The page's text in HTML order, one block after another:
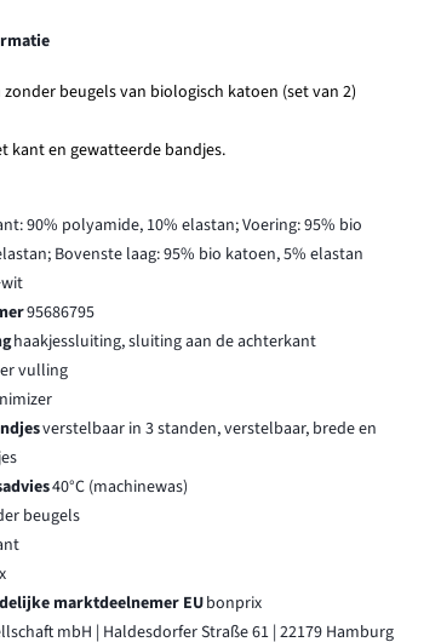
beugels van biologisch katoen (set van 2)
kant en gewatteerde bandjes.
90% polyamide, 10% elastan; Voering: 95% bio
Bovenste laag: 95% bio katoen, 5% elastan
95686795
haakjessluiting, sluiting aan de achterkant
vulling
verstelbaar in 3 standen, verstelbaar, brede en
40°C (machinewas)
beugels
marktdeelnemer EUbonprix
mbH | Haldesdorfer Straße 61 | 22179 Hamburg